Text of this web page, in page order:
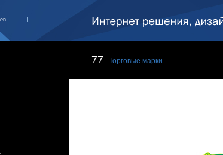
en
77 Торговые марки